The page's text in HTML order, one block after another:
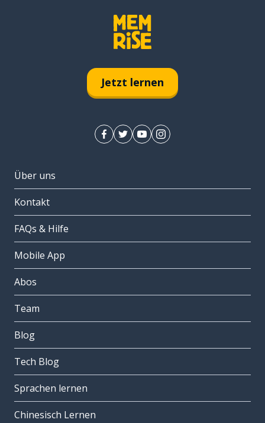
Jetzt lernen
Über uns
Kontakt
FAQs & Hilfe
Mobile App
Abos
Team
Blog
Tech Blog
Sprachen lernen
Chinesisch Lernen